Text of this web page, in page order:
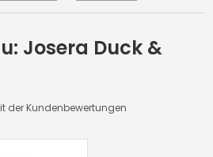
Josera Duck &
der Kundenbewertungen